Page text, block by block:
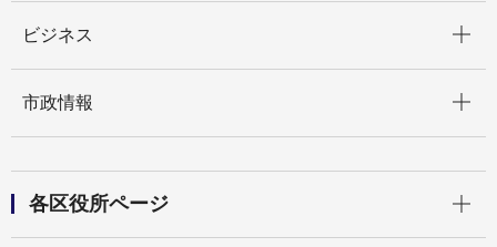
ビジネス
市政情報
各区役所ページ